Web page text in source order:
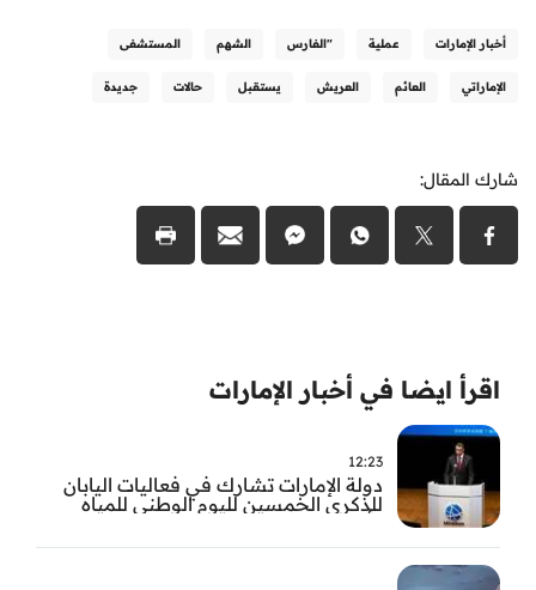
أخبار الإمارات عملية "الفارس الشهم المستشفى
الإماراتي العائم العريش يستقبل حالات جديدة
شارك المقال:
اقرأ ايضا في أخبار الإمارات
12:23
دولة الإمارات تشارك في فعاليات اليابان
للذكرى الخمسين لليوم الوطني للمياه